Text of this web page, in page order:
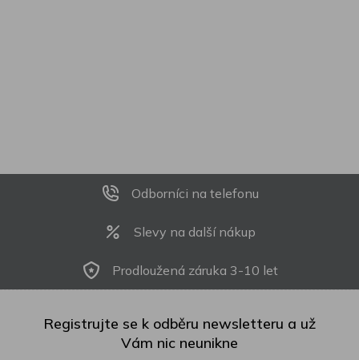
Odborníci na telefonu
Slevy na další nákup
Prodloužená záruka 3-10 let
Registrujte se k odběru newsletteru a už
Vám nic neunikne